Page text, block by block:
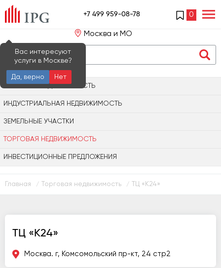
+7 499 959-08-78 0
Москва и МО
Вас интересуют
услуги в Москве?
Да, верно
Нет
ОФИСНАЯ НЕДВИЖИМОСТЬ
ИНДУСТРИАЛЬНАЯ НЕДВИЖИМОСТЬ
ЗЕМЕЛЬНЫЕ УЧАСТКИ
ТОРГОВАЯ НЕДВИЖИМОСТЬ
ИНВЕСТИЦИОННЫЕ ПРЕДЛОЖЕНИЯ
Главная / Торговая недвижимость / ТЦ «К24»
ТЦ «К24»
Москва. г, Комсомольский пр-кт, 24 стр2